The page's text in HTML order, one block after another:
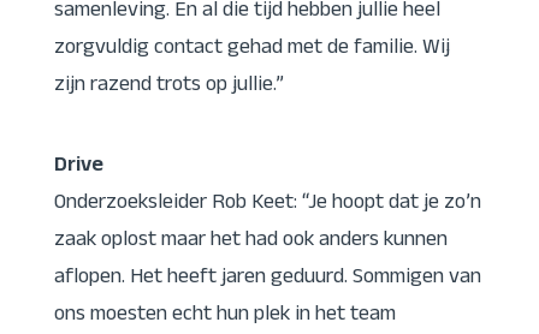
samenleving. En al die tijd hebben jullie heel
zorgvuldig contact gehad met de familie. Wij
zijn razend trots op jullie.”
Drive
Onderzoeksleider Rob Keet: “Je hoopt dat je zo’n
zaak oplost maar het had ook anders kunnen
aflopen. Het heeft jaren geduurd. Sommigen van
ons moesten echt hun plek in het team